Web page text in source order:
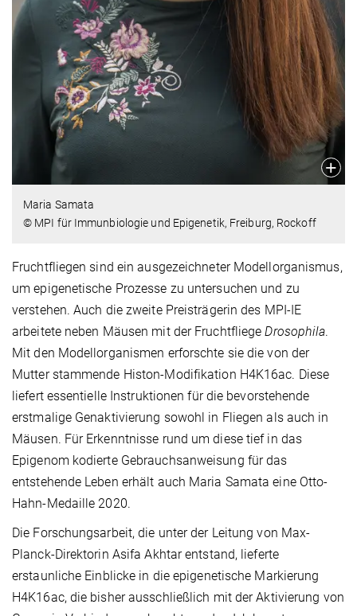
Maria Samata
© MPI für Immunbiologie und Epigenetik, Freiburg, Rockoff
Fruchtfliegen sind ein ausgezeichneter Modellorganismus,
um epigenetische Prozesse zu untersuchen und zu
verstehen. Auch die zweite Preisträgerin des MPI-IE
arbeitete neben Mäusen mit der FruchtfliegeDrosophila.
Mit den Modellorganismen erforschte sie die von der
Mutter stammende Histon-Modifikation H4K16ac. Diese
liefert essentielle Instruktionen für die bevorstehende
erstmalige Genaktivierung sowohl in Fliegen als auch in
Mäusen. Für Erkenntnisse rund um diese tief in das
Epigenom kodierte Gebrauchsanweisung für das
entstehende Leben erhält auch Maria Samata eine Otto-
Hahn-Medaille 2020.
Die Forschungsarbeit, die unter der Leitung von Max-
Planck-Direktorin Asifa Akhtar entstand, lieferte
erstaunliche Einblicke in die epigenetische Markierung
H4K16ac, die bisher ausschließlich mit der Aktivierung von